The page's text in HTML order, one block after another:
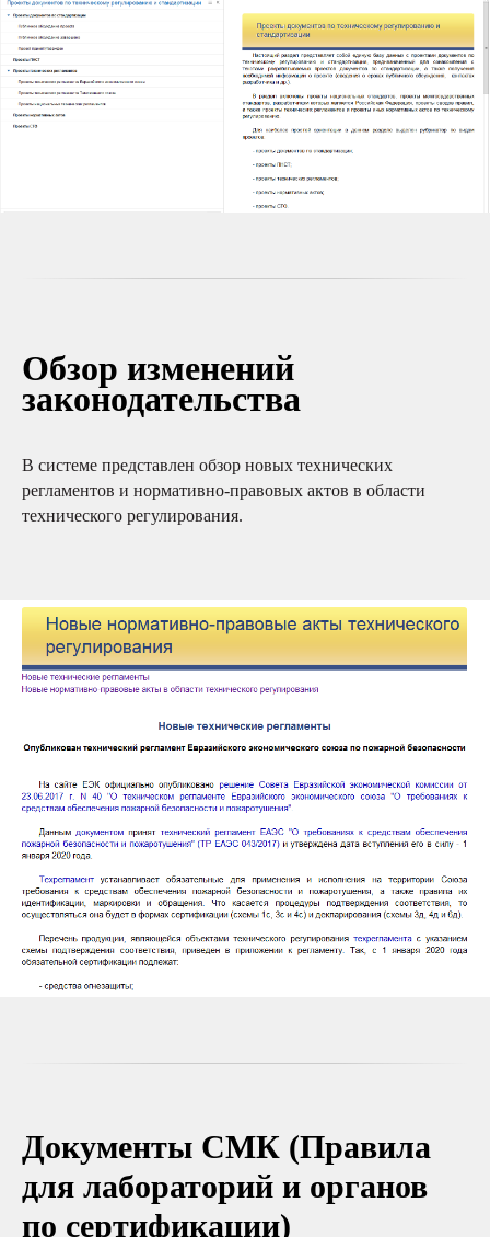
Обзор изменений
законодательства
В системе представлен обзор новых технических
регламентов и нормативно-правовых актов в области
технического регулирования.
Документы СМК (Правила
для лабораторий и органов
по сертификации)